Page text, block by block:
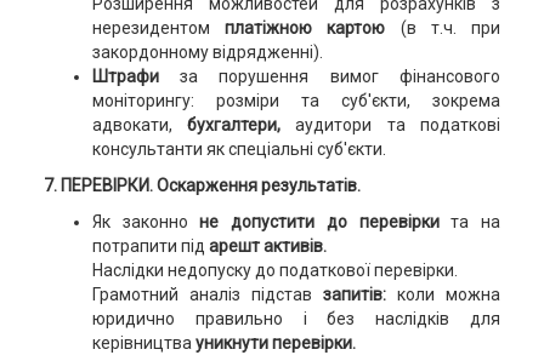
Розширення можливостей для розрахунків з
нерезидентомплатіжною картою (в т.ч. при
закордонному відрядженні).
Штрафиза порушення вимог фінансового
моніторингу: розміри та суб'єкти, зокрема
адвокати,бухгалтери, аудитори та податкові
консультанти як спеціальні суб'єкти.
7. ПЕРЕВІРКИ. Оскарження результатів.
Як законноне допустити до перевіркита на
потрапити під арешт активів.
Наслідки недопуску до податкової перевірки.
Грамотний аналіз підставзапитів: коли можна
юридично правильно і без наслідків для
керівництвауникнути перевірки.